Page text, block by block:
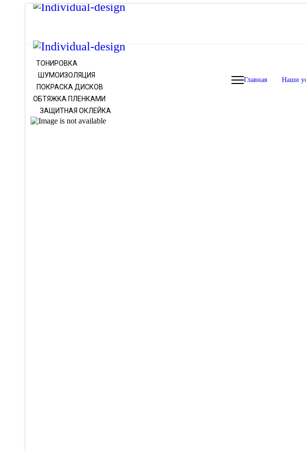
Главная Наши
ТОНИРОВКА
ШУМОИЗОЛЯЦИЯ
ПОКРАСКА ДИСКОВ
ОБТЯЖКА ПЛЕНКАМИ
ЗАЩИТНАЯ ОКЛЕЙКА